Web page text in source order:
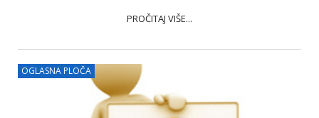
PROČITAJ VIŠE...
OGLASNA PLOČA